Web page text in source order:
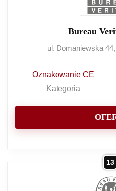
Bureau
ul. Domaniewska
Oznakowanie CE
Kategoria
13